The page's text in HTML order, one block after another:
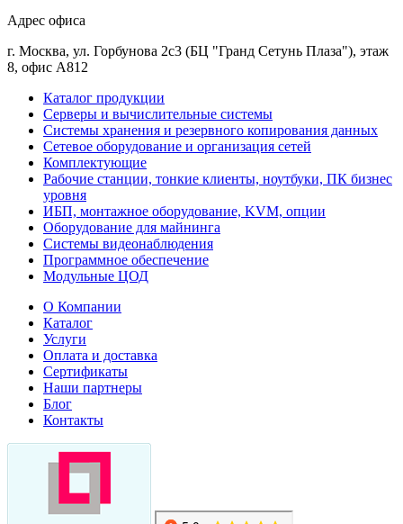
Адрес офиса
г. Москва, ул. Горбунова 2с3 (БЦ "Гранд Сетунь Плаза"), этаж
8, офис А812
Каталог продукции
Серверы и вычислительные системы
Системы хранения и резервного копирования данных
Сетевое оборудование и организация сетей
Комплектующие
Рабочие станции, тонкие клиенты, ноутбуки, ПК бизнес
уровня
ИБП, монтажное оборудование, KVM, опции
Оборудование для майнинга
Системы видеонаблюдения
Программное обеспечение
Модульные ЦОД
О Компании
Каталог
Услуги
Оплата и доставка
Сертификаты
Наши партнеры
Блог
Контакты